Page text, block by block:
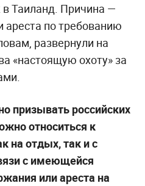
в Таиланд. Причина —
ареста по требованию
развернули на
«настоящую охоту» за
призывать российских
относиться к
на отдых, так и с
с имеющейся
или ареста на